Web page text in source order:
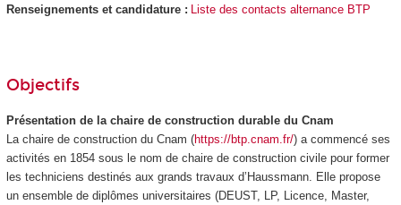
Renseignements et candidature :
Liste des contacts alternance BTP
Objectifs
Présentation de la chaire de construction durable du Cnam
La chaire de construction du Cnam (https://btp.cnam.fr/) a commencé ses
activités en 1854 sous le nom de chaire de construction civile pour former
les techniciens destinés aux grands travaux d’Haussmann. Elle propose
un ensemble de diplômes universitaires (DEUST, LP, Licence, Master,